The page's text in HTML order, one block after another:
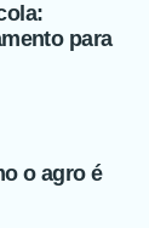
para
o agro é